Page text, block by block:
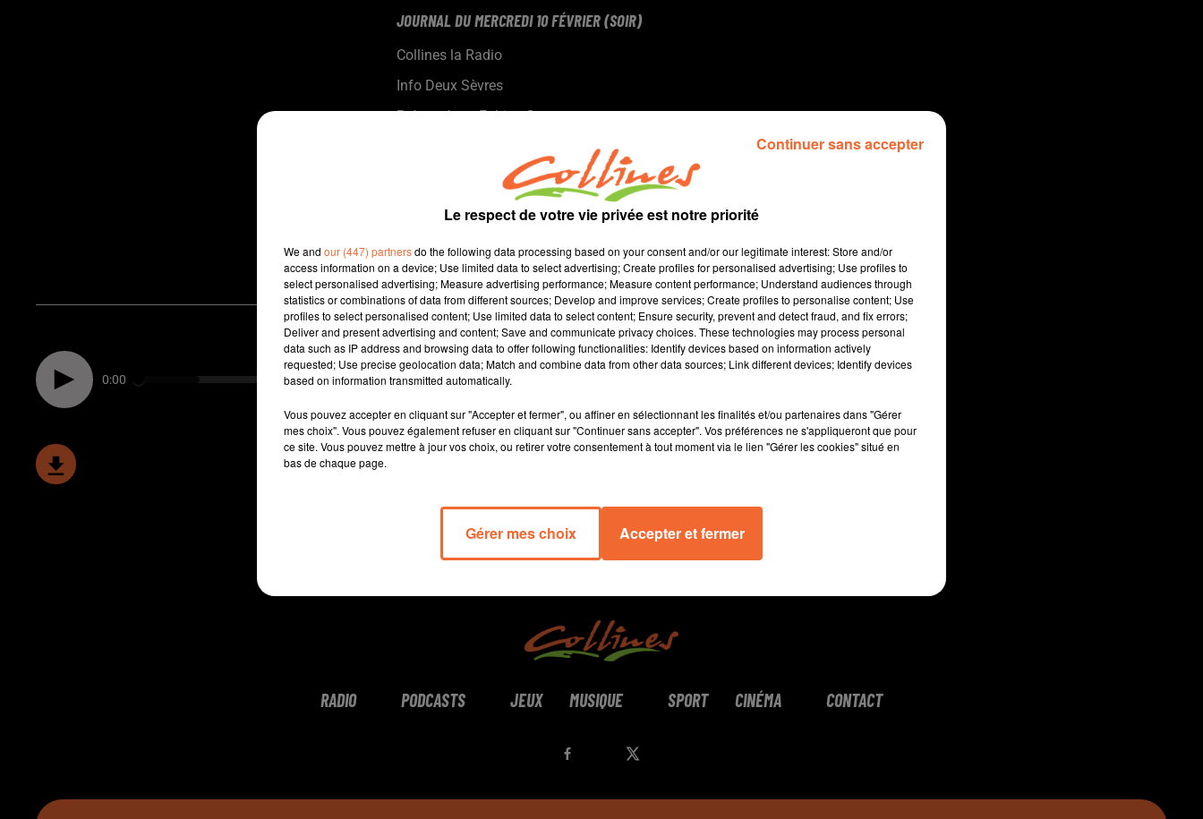
JOURNAL DU MERCREDI 10 FÉVRIER (SOIR)
Collines la Radio
Info Deux Sèvres
Présenté par Fabien Gazeau
- La Fédération du batiment et des travaux publics oeuvre pour
que les salariés puissent déjeuner dans des restaurants
- Alors que les travaux pour la construction des bassines
pourraient bientôt débuter, Benoit Biteau député européen
participe au débat sur fond de gestion des crues.
- La Ligue contre le cancer veille à ce que la Covid-19 ne fasse
pas oublier la prise en charge du cancer.
- L'échafaudage-parapluie qui entoure et abrite l'Hôtel de Ville
de Mauléon mérite le détour.
- Louzy va disposer d'ici un an d'une nouvelle salle des fêtes.
0:00
RADIO PODCASTS JEUX MUSIQUE SPORT CINÉMA CONTACT
Le respect de votre vie privée est notre priorité
We and our (447) partnersdo the following data processing based on your consent and/or our legitimate interest: Store and/or
access information on a device; Use limited data to select advertising; Create profiles for personalised advertising; Use profiles to
select personalised advertising; Measure advertising performance; Measure content performance; Understand audiences through
statistics or combinations of data from different sources; Develop and improve services; Create profiles to personalise content; Use
profiles to select personalised content; Use limited data to select content; Ensure security, prevent and detect fraud, and fix errors;
Deliver and present advertising and content; Save and communicate privacy choices. These technologies may process personal
data such as IP address and browsing data to offer following functionalities: Identify devices based on information actively
requested; Use precise geolocation data; Match and combine data from other data sources; Link different devices; Identify devices
based on information transmitted automatically.
Vous pouvez accepter en cliquant sur "Accepter et fermer", ou affiner en sélectionnant les finalités et/ou partenaires dans "Gérer
mes choix". Vous pouvez également refuser en cliquant sur "Continuer sans accepter". Vos préférences ne s'appliqueront que pour
ce site. Vous pouvez mettre à jour vos choix, ou retirer votre consentement à tout moment via le lien "Gérer les cookies" situé en
bas de chaque page.
Gérer mes choix Accepter et fermer
Continuer sans accepter